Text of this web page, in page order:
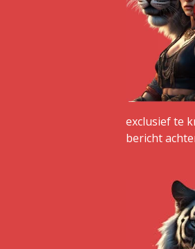
exclusief te
bericht